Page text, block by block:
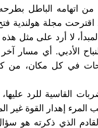
اتهامه الباطل
مجلة هولندية
لا أرد على مثل
الأدبي. أي مسار
في كل مكان، من
القاسية للرد
المرء إهدار القوة غير
الذي ذكرته هو